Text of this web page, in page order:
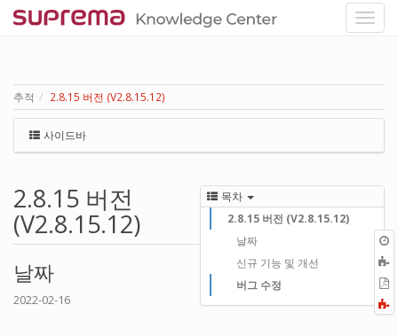
추적 2.8.15 버전 (V2.8.15.12)
사이드바
목차
2.8.15 버전 (V2.8.15.12)
날짜
신규 기능 및 개선
버그 수정
2.8.15 버전
(V2.8.15.12)
날짜
2022-02-16